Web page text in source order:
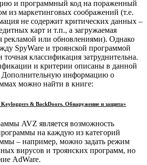
и программный код на пораженный
из маркетинговых соображений (т.е.
не содержит критических данных –
карт и т.п., а загружаемая
рекламой или обновлениями). Однако
SpyWare и троянской программой
точная классификация затруднительна.
и критерии описаны в данной
Дополнительную информацию о
можно найти в книге:
& BackDoors. Обнаружение и защита»
AVZ является возможность
на каждую из категорий
– например, можно задать режим
вирусов и троянских программ, но
AdWare.